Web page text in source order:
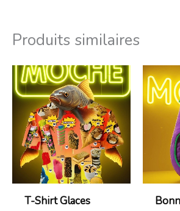
Produits similaires
T-Shirt Glaces